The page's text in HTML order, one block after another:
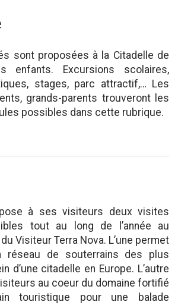
sont proposées à la Citadelle de
enfants. Excursions scolaires,
stages, parc attractif,… Les
grands-parents trouveront les
possibles dans cette rubrique.
à ses visiteurs deux visites
tout au long de l’année au
Visiteur Terra Nova. L’une permet
réseau de souterrains des plus
d’une citadelle en Europe. L’autre
au coeur du domaine fortifié
touristique pour une balade